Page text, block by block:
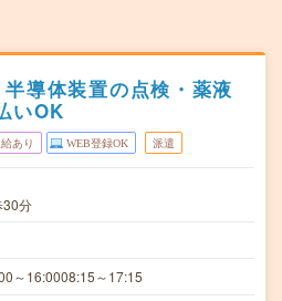
半導体装置の点検・薬液
いOK
あり WEB登録OK 派遣
30分
～16:0008:15～17:15